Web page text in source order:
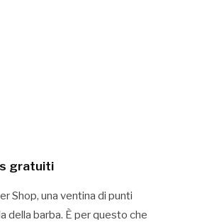
gratuiti
Shop, una ventina di punti
della barba. È per questo che